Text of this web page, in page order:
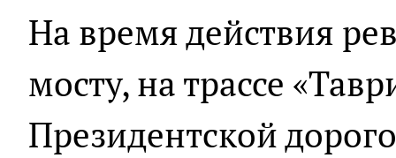
На время действия
мосту, на трассе
Президентской